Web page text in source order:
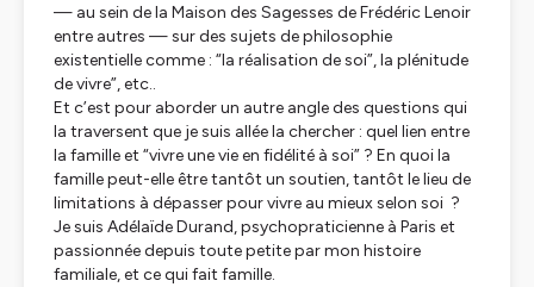
— au sein de la Maison des Sagesses de Frédéric Lenoir
entre autres — sur des sujets de philosophie
existentielle comme : “la réalisation de soi”, la plénitude
de vivre”, etc..
Et c’est pour aborder un autre angle des questions qui
la traversent que je suis allée la chercher : quel lien entre
la famille et “vivre une vie en fidélité à soi” ? En quoi la
famille peut-elle être tantôt un soutien, tantôt le lieu de
limitations à dépasser pour vivre au mieux selon soi ?
Je suis Adélaïde Durand, psychopraticienne à Paris et
passionnée depuis toute petite par mon histoire
familiale, et ce qui fait famille.